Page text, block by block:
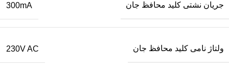
جریان نشتی کلید محافظ جان 300mA
ولتاژ نامی کلید محافظ جان 230V AC